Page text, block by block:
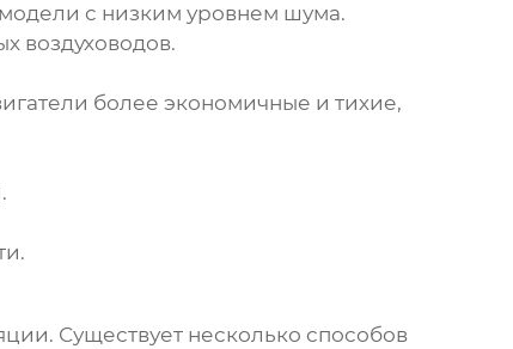
с низким уровнем шума.
воздуховодов.
более экономичные и тихие,
Существует несколько способов